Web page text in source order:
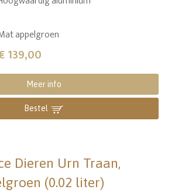
appelgroen
139,00
Meer info
Bestel
Dieren Urn Traan,
(0.02 liter)